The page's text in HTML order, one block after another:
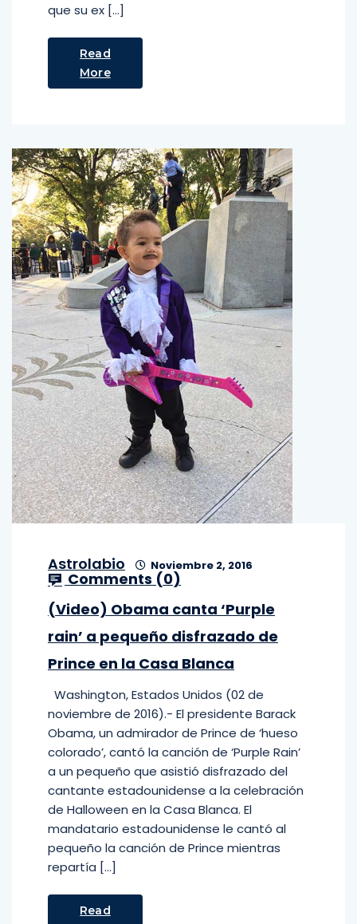
que su ex […]
Read
More
Astrolabio Noviembre 2, 2016
Comments (0)
(Video) Obama canta ‘Purple
rain’ a pequeño disfrazado de
Prince en la Casa Blanca
Washington, Estados Unidos (02 de
noviembre de 2016).- El presidente Barack
Obama, un admirador de Prince de ‘hueso
colorado’, cantó la canción de ‘Purple Rain’
a un pequeño que asistió disfrazado del
cantante estadounidense a la celebración
de Halloween en la Casa Blanca. El
mandatario estadounidense le cantó al
pequeño la canción de Prince mientras
repartía […]
Read